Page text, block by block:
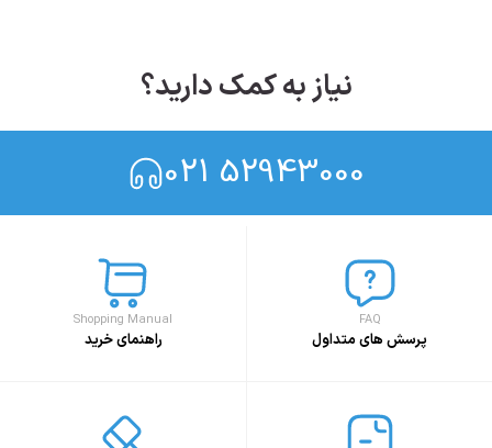
نیاز به کمک دارید؟
021 52943000
FAQ
پرسش های متداول
Shopping Manual
راهنمای خرید